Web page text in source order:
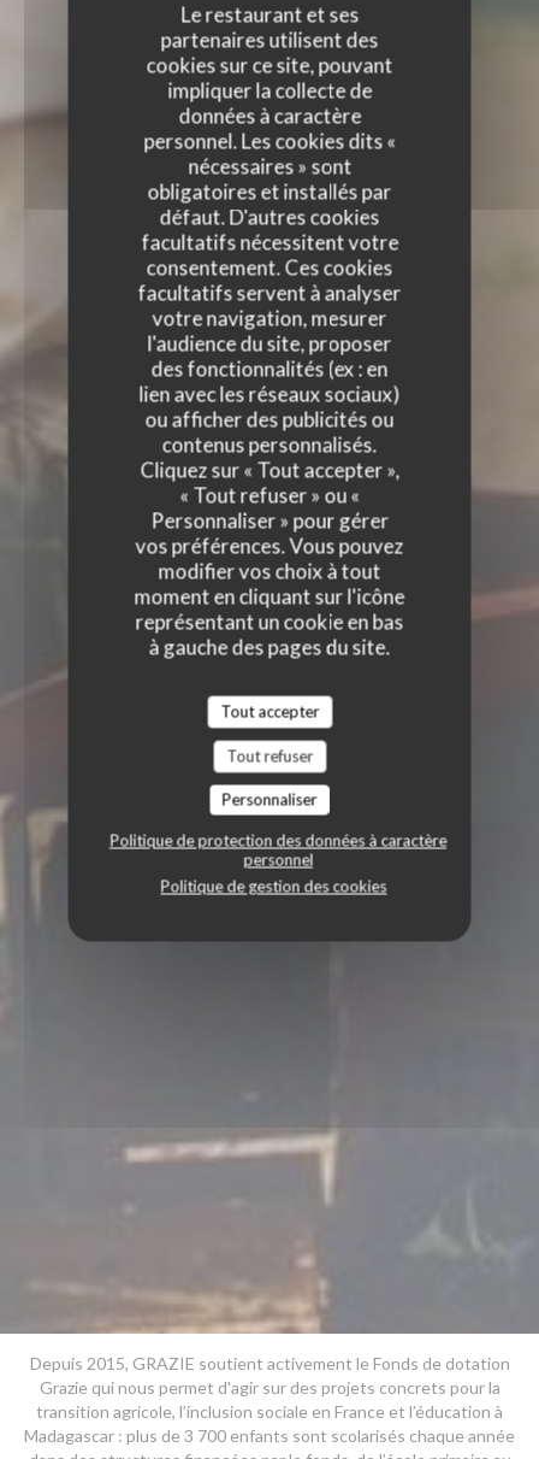
Le restaurant et ses
partenaires utilisent des
cookies sur ce site, pouvant
impliquer la collecte de
données à caractère
personnel. Les cookies dits «
nécessaires » sont
obligatoires et installés par
défaut. D'autres cookies
facultatifs nécessitent votre
consentement. Ces cookies
facultatifs servent à analyser
votre navigation, mesurer
l'audience du site, proposer
des fonctionnalités (ex : en
lien avec les réseaux sociaux)
ou afficher des publicités ou
contenus personnalisés.
Cliquez sur « Tout accepter »,
« Tout refuser » ou «
Personnaliser » pour gérer
vos préférences. Vous pouvez
modifier vos choix à tout
moment en cliquant sur l'icône
représentant un cookie en bas
à gauche des pages du site.
Tout accepter
Tout refuser
Personnaliser
Politique de protection des données à caractère
personnel
Politique de gestion des cookies
Depuis 2015, GRAZIE soutient activement le Fonds de dotation
Grazie qui nous permet d'agir sur des projets concrets pour la
transition agricole, l’inclusion sociale en France et l’éducation à
Madagascar : plus de 3 700 enfants sont scolarisés chaque année